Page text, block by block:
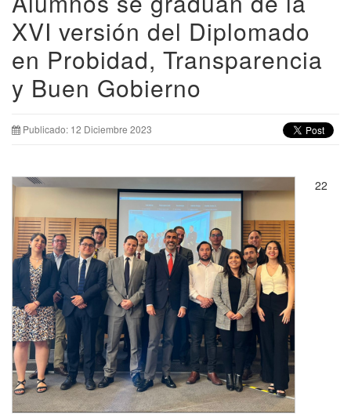
XVI versión del Diplomado
en Probidad, Transparencia
y Buen Gobierno
Publicado: 12 Diciembre 2023
22